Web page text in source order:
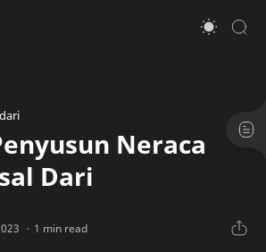
dari
Neraca
Dari
1 min read